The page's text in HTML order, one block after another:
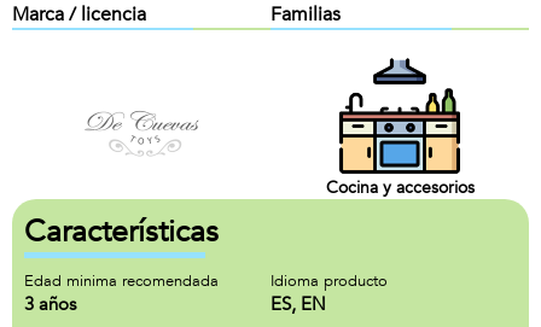
Marca / licencia Familias
Cocina y accesorios
Características
Edad minima recomendada
3 años
Idioma producto
ES, EN